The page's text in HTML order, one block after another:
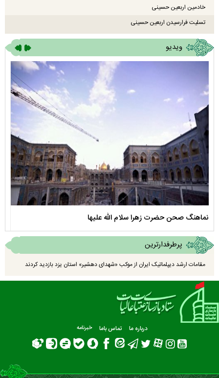
خادمین اربعین حسینی
تسلیت فرارسیدن اربعین حسینی
ویدیو
نماهنگ صحن حضرت زهرا سلام الله علیها
پرطرفدارترین
مقامات ارشد دیپلماتیک ایران از موکب «شهدای دهشیر» استان یزد بازدید کردند
درباره ما تماس باما خبرنامه